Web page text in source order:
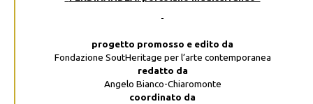
progetto promosso e edito da
Fondazione SoutHeritage per l’arte contemporanea
redatto da
Angelo Bianco-Chiaromonte
coordinato da